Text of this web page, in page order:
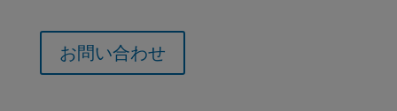
お問い合わせ